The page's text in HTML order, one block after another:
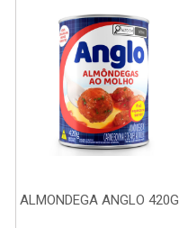
ALMONDEGA ANGLO